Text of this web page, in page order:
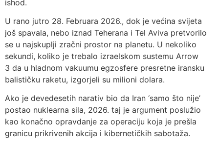
ishod.
U rano jutro 28. Februara 2026., dok je većina svijeta
još spavala, nebo iznad Teherana i Tel Aviva pretvorilo
se u najskuplji zračni prostor na planetu. U nekoliko
sekundi, koliko je trebalo izraelskom sustemu Arrow
3 da u hladnom vakuumu egzosfere presretne iransku
balističku raketu, izgorjeli su milioni dolara.
Ako je devedesetih narativ bio da Iran ‘samo što nije’
postao nuklearna sila, 2026. taj je argument poslužio
kao konačno opravdanje za operaciju koja je prešla
granicu prikrivenih akcija i kibernetičkih sabotaža.